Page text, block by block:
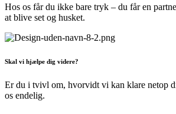
Hos os får du ikke bare tryk – du får en
at blive set og husket.
Skal vi hjælpe dig videre?
Er du i tvivl om, hvorvidt vi kan klare netop
os endelig.